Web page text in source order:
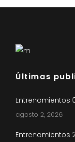
Últimas
Entrenamientos
agosto 2, 2026
Entrenamientos